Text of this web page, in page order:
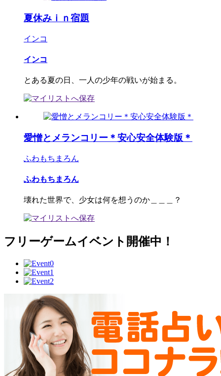
夏休みｉｎ宿題
インコ
インコ
とある夏の日、一人の少年の戦いが始まる。
愛憎とメランコリー＊安心安全体験版＊
ふわもちまろん
ふわもちまろん
壊れた世界で、少女は何を想うのか＿＿＿？
フリーゲームイベント開催中！